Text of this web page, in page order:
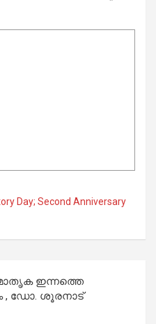
Day; Second Anniversary
ഇന്നത്തെ
, ഡോ. ശൂരനാട്